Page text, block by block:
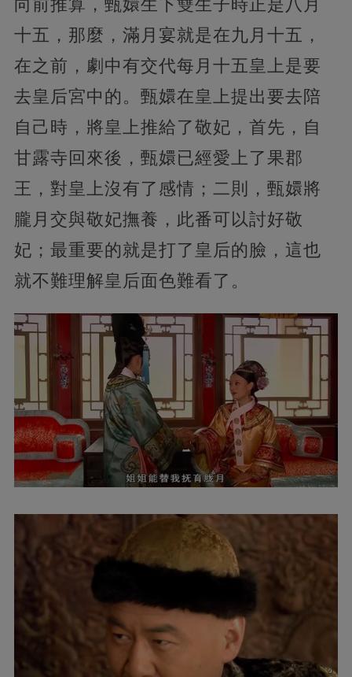
向前推算，甄嬛生下雙生子時正是八月
十五，那麼，滿月宴就是在九月十五，
在之前，劇中有交代每月十五皇上是要
去皇后宮中的。甄嬛在皇上提出要去陪
自己時，將皇上推給了敬妃，首先，自
甘露寺回來後，甄嬛已經愛上了果郡
王，對皇上沒有了感情；二則，甄嬛將
朧月交與敬妃撫養，此番可以討好敬
妃；最重要的就是打了皇后的臉，這也
就不難理解皇后面色難看了。